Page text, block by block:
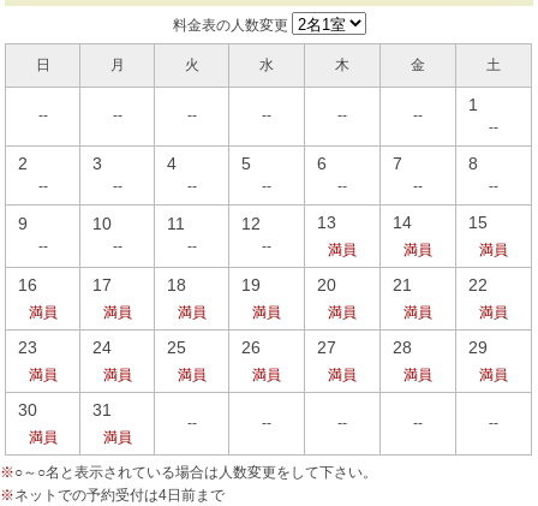
料金表の人数変更
日 月 火 水 木 金 土
-- -- -- -- -- --
1
--
2
--
3
--
4
--
5
--
6
--
7
--
8
--
9
--
10
--
11
--
12
--
13
満員
14
満員
15
満員
16
満員
17
満員
18
満員
19
満員
20
満員
21
満員
22
満員
23
満員
24
満員
25
満員
26
満員
27
満員
28
満員
29
満員
30
満員
31
満員
-- -- -- -- --
※○～○名と表示されている場合は人数変更をして下さい。
※ネットでの予約受付は4日前まで